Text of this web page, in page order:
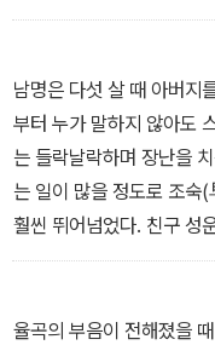
면서도 늘 신중한 태도를
것이다. 그 열등감으로 오
랍다. 우리는 흔히 열등감
레옹을 인용한다. 그것이
런 사례를 찾아보는 노력
로 매우 적합하다.
- '퇴계 이황' 편 중에서
남명은 다섯 살 때 아버지
부터 누가 말하지 않아도
는 들락날락하며 장난을
는 일이 많을 정도로 조숙
훨씬 뛰어넘었다. 친구 성
인다. 나이 8~9세에 병으
병이 조금씩 나아가는 것
율곡의 부음이 전해졌을